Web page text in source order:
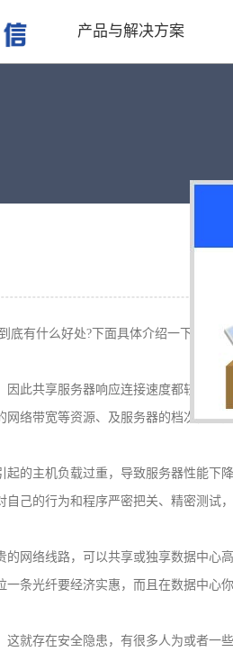
产品与解决方案
底有什么好处?下面具体介绍一下：
因此共享服务器响应连接速度都较独
网络带宽等资源、及服务器的档次，从
起的主机负载过重，导致服务器性能
自己的行为和程序严密把关、精密测试
的网络线路，可以共享或独享数据中心
一条光纤要经济实惠，而且在数据中
这就存在安全隐患，有很多人为或者一